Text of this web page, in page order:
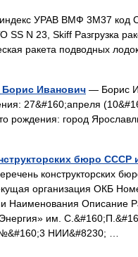
УРАВ ВМФ 3М37 код
N 23, Skiff Разгрузка
ракета подводных
Иванович — Борис
27&#160;апреля
рождения: город
бюро СССР
конструкторских
организация ОКБ
Наименования Описание
им.
НИИ&#8230; …